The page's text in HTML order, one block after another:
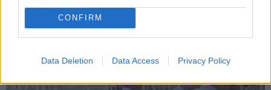
CONFIRM
Data Deletion Data Access Privacy Policy